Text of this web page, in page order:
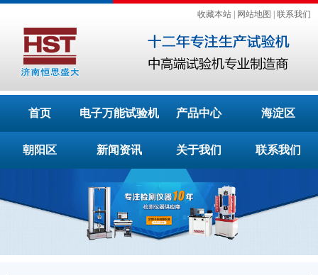
收藏本站 网站地图 联系我们
首页 电子万能试验机 产品中心 海淀区
朝阳区 新闻资讯 关于我们 联系我们